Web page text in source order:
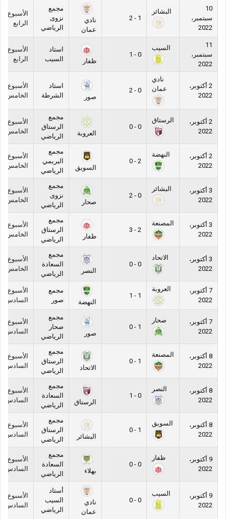
10
سبتمبر،
2022
البشائر
1 - 2
نادي
عمان
مجمع
نزوى
الرياضي
الأسبوع
الرابع
11
سبتمبر،
2022
السيب
0 - 1
ظفار
استاد
السيب
الأسبوع
الرابع
2 أكتوبر،
2022
نادي
عمان
0 - 2
صور
استاد
الشرطة
الأسبوع
الخامس
2 أكتوبر،
2022
الرستاق
0 - 0
العروبة
مجمع
الرستاق
الرياضي
الأسبوع
الخامس
2 أكتوبر،
2022
النهضة
2 - 0
السويق
مجمع
البريمي
الرياضي
الأسبوع
الخامس
3 أكتوبر،
2022
البشائر
0 - 2
صحار
مجمع
نزوى
الرياضي
الأسبوع
الخامس
3 أكتوبر،
2022
المصنعة
2 - 3
ظفار
مجمع
الرستاق
الرياضي
الأسبوع
الخامس
3 أكتوبر،
2022
الاتحاد
0 - 0
النصر
مجمع
السعادة
الرياضي
الأسبوع
الخامس
7 أكتوبر،
2022
العروبة
1 - 1
النهضة
مجمع
صور
الأسبوع
السادس
7 أكتوبر،
2022
صحار
1 - 0
صور
مجمع
صحار
الرياضي
الأسبوع
السادس
8 أكتوبر،
2022
المصنعة
1 - 0
الاتحاد
مجمع
الرستاق
الرياضي
الأسبوع
السادس
8 أكتوبر،
2022
النصر
0 - 1
الرستاق
مجمع
السعادة
الرياضي
الأسبوع
السادس
8 أكتوبر،
2022
السويق
1 - 0
البشائر
مجمع
الرستاق
الرياضي
الأسبوع
السادس
9 أكتوبر،
2022
ظفار
0 - 0
بهلاء
مجمع
السعادة
الرياضي
الأسبوع
السادس
9 أكتوبر،
2022
السيب
0 - 0
نادي
عمان
أستاد
السيب
الرياضي
الأسبوع
السادس